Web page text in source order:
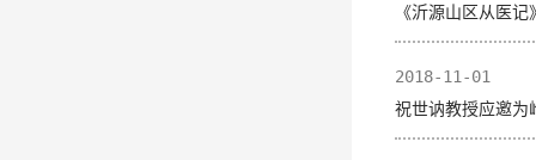
《沂源山区从医
2018-11-01
祝世讷教授应邀为